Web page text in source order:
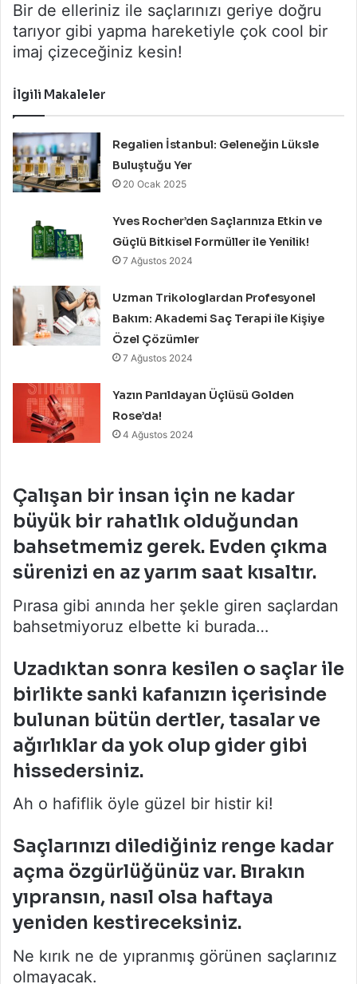
Bir de elleriniz ile saçlarınızı geriye doğru
tarıyor gibi yapma hareketiyle çok cool bir
imaj çizeceğiniz kesin!
İlgili Makaleler
Regalien İstanbul: Geleneğin Lüksle
Buluştuğu Yer
20 Ocak 2025
Yves Rocher’den Saçlarınıza Etkin ve
Güçlü Bitkisel Formüller ile Yenilik!
7 Ağustos 2024
Uzman Trikologlardan Profesyonel
Bakım: Akademi Saç Terapi ile Kişiye
Özel Çözümler
7 Ağustos 2024
Yazın Parıldayan Üçlüsü Golden
Rose’da!
4 Ağustos 2024
Çalışan bir insan için ne kadar
büyük bir rahatlık olduğundan
bahsetmemiz gerek. Evden çıkma
sürenizi en az yarım saat kısaltır.
Pırasa gibi anında her şekle giren saçlardan
bahsetmiyoruz elbette ki burada…
Uzadıktan sonra kesilen o saçlar ile
birlikte sanki kafanızın içerisinde
bulunan bütün dertler, tasalar ve
ağırlıklar da yok olup gider gibi
hissedersiniz.
Ah o hafiflik öyle güzel bir histir ki!
Saçlarınızı dilediğiniz renge kadar
açma özgürlüğünüz var. Bırakın
yıpransın, nasıl olsa haftaya
yeniden kestireceksiniz.
Ne kırık ne de yıpranmış görünen saçlarınız
olmayacak.